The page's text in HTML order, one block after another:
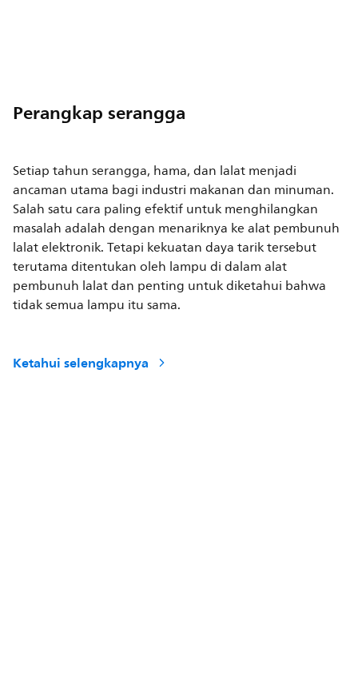
Perangkap serangga
Setiap tahun serangga, hama, dan lalat menjadi
ancaman utama bagi industri makanan dan minuman.
Salah satu cara paling efektif untuk menghilangkan
masalah adalah dengan menariknya ke alat pembunuh
lalat elektronik. Tetapi kekuatan daya tarik tersebut
terutama ditentukan oleh lampu di dalam alat
pembunuh lalat dan penting untuk diketahui bahwa
tidak semua lampu itu sama.
Ketahui selengkapnya